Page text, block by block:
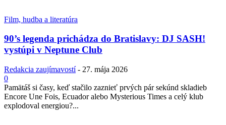
Film, hudba a literatúra
90’s legenda prichádza do Bratislavy: DJ SASH!
vystúpi v Neptune Club
Redakcia zaujímavostí - 27. mája 2026
0
Pamätáš si časy, keď stačilo zaznieť prvých pár sekúnd skladieb
Encore Une Fois, Ecuador alebo Mysterious Times a celý klub
explodoval energiou?...